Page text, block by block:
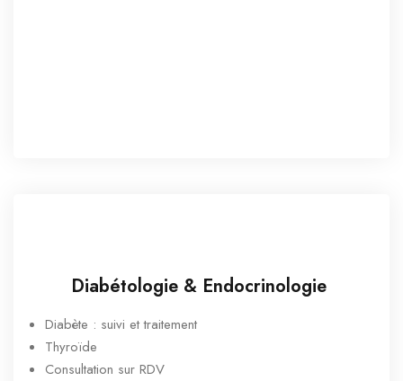
Diabétologie & Endocrinologie
Diabète : suivi et traitement
Thyroïde
Consultation sur RDV